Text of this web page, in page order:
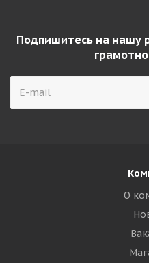
Подпишитесь на нашу
О